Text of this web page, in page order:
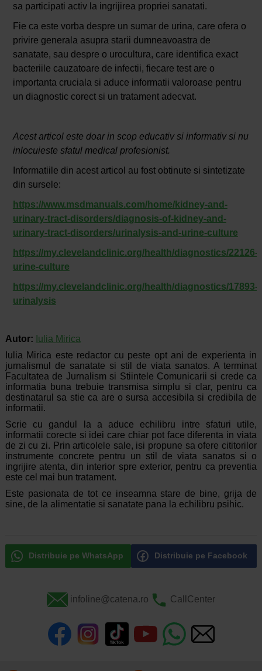
sa participati activ la ingrijirea propriei sanatati.
Fie ca este vorba despre un sumar de urina, care ofera o
privire generala asupra starii dumneavoastra de
sanatate, sau despre o urocultura, care identifica exact
bacteriile cauzatoare de infectii, fiecare test are o
importanta cruciala si aduce informatii valoroase pentru
un diagnostic corect si un tratament adecvat.
Acest articol este doar in scop educativ si informativ si nu
inlocuieste sfatul medical profesionist.
Informatiile din acest articol au fost obtinute si sintetizate
din sursele:
https://www.msdmanuals.com/home/kidney-and-
urinary-tract-disorders/diagnosis-of-kidney-and-
urinary-tract-disorders/urinalysis-and-urine-culture
https://my.clevelandclinic.org/health/diagnostics/22126-
urine-culture
https://my.clevelandclinic.org/health/diagnostics/17893-
urinalysis
Autor: Iulia Mirica
Iulia Mirica este redactor cu peste opt ani de experienta in
jurnalismul de sanatate si stil de viata sanatos. A terminat
Facultatea de Jurnalism si Stiintele Comunicarii si crede ca
informatia buna trebuie transmisa simplu si clar, pentru ca
destinatarul sa stie ca are o sursa accesibila si credibila de
informatii.
Scrie cu gandul la a aduce echilibru intre sfaturi utile,
informatii corecte si idei care chiar pot face diferenta in viata
de zi cu zi. Prin articolele sale, isi propune sa ofere cititorilor
instrumente concrete pentru un stil de viata sanatos si o
ingrijire atenta, din interior spre exterior, pentru ca preventia
este cel mai bun tratament.
Este pasionata de tot ce inseamna stare de bine, grija de
sine, de la alimentatie si sanatate pana la echilibru psihic.
Distribuie pe WhatsApp Distribuie pe Facebook
infoline@catena.ro CallCenter